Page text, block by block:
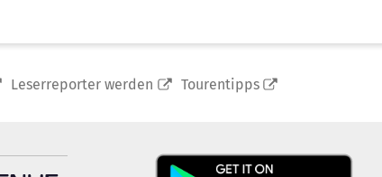
Leserreporter werden Tourentipps